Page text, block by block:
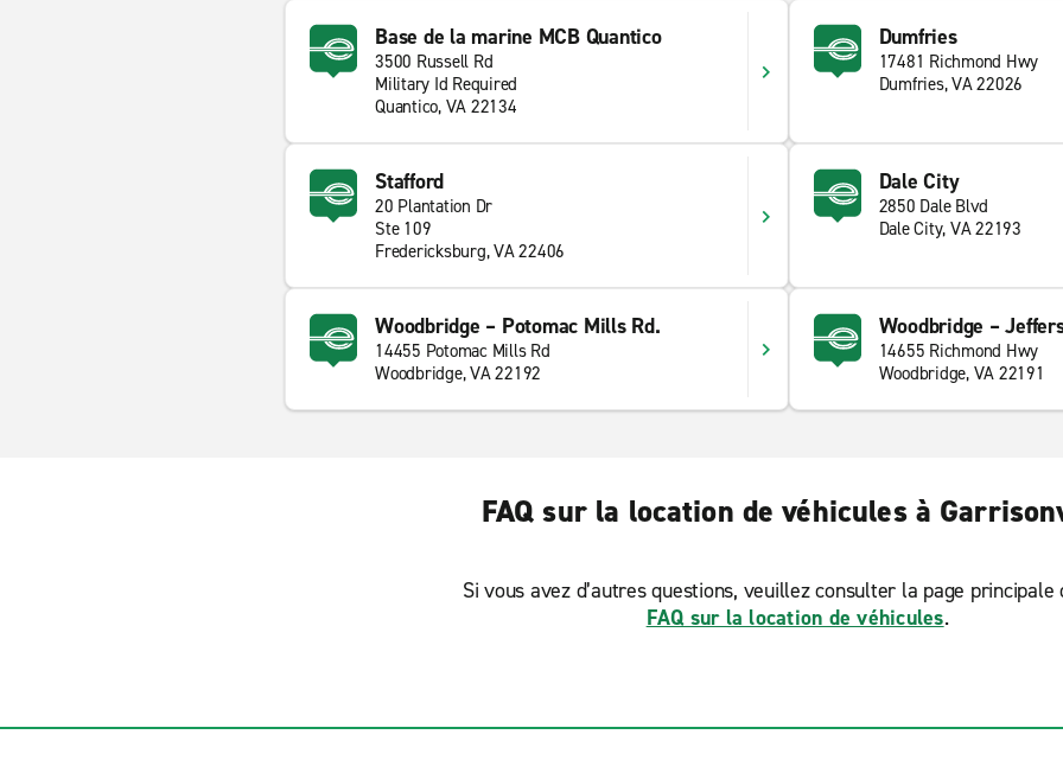
Base de la marine MCB Quantico
3500 Russell Rd
Military Id Required
Quantico, VA 22134
Dumfries
17481 Richmond Hwy
Dumfries, VA 22026
Stafford
20 Plantation Dr
Ste 109
Fredericksburg, VA 22406
Dale City
2850 Dale Blvd
Dale City, VA 22193
Woodbridge – Potomac Mills Rd.
14455 Potomac Mills Rd
Woodbridge, VA 22192
Woodbridge –
14655 Richmond Hwy
Woodbridge, VA 22191
FAQ sur la location de véhicules à
Si vous avez d’autres questions, veuillez consulter la page principale
FAQ sur la location de véhicules.